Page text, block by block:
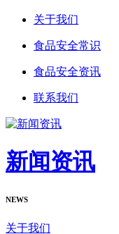
关于我们
食品安全常识
食品安全资讯
联系我们
新闻资讯
NEWS
关于我们